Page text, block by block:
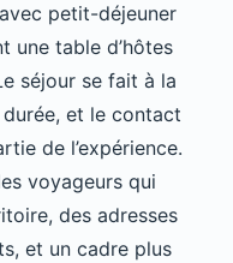
petit-déjeuner
une table d’hôtes
séjour se fait à la
et le contact
de l’expérience.
voyageurs qui
des adresses
et un cadre plus